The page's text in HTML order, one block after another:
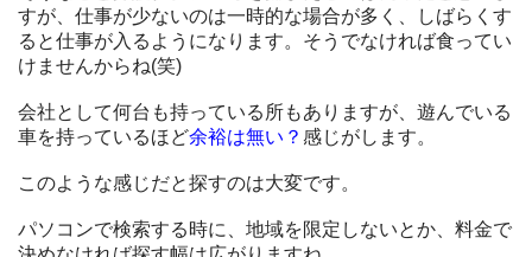
すが、仕事が少ないのは一時的な場合が多く、しばらくす
ると仕事が入るようになります。そうでなければ食ってい
けませんからね(笑)
会社として何台も持っている所もありますが、遊んでいる
車を持っているほど余裕は無い？感じがします。
このような感じだと探すのは大変です。
パソコンで検索する時に、地域を限定しないとか、料金で